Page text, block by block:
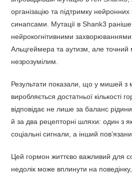
організацію та підтримку нейронних
синапсами. Мутації в Shank3 раніше
нейрокогнітивними
Альцгеймера та аутизм, але точний
незрозумілим.
Результати показали, що у мишей з
виробляється достатньої кількості
відповідає не лише за баланс
й за два рецепторні шляхи: один з
соціальні сигнали, а інший
Цей гормон життєво важливий для
недолік може вплинути на